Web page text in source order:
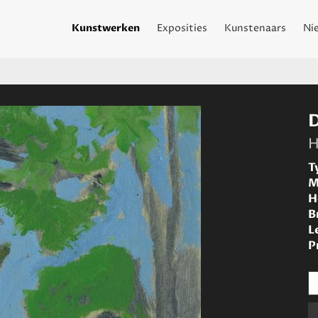
Kunstwerken Exposities Kunstenaars